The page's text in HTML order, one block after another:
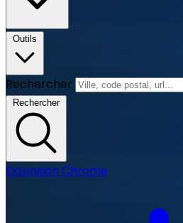
Outils
Rechercher
Rechercher
Extension Chrome